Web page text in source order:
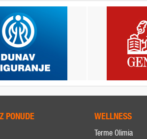
PONUDE WELLNESS
Terme Olimia